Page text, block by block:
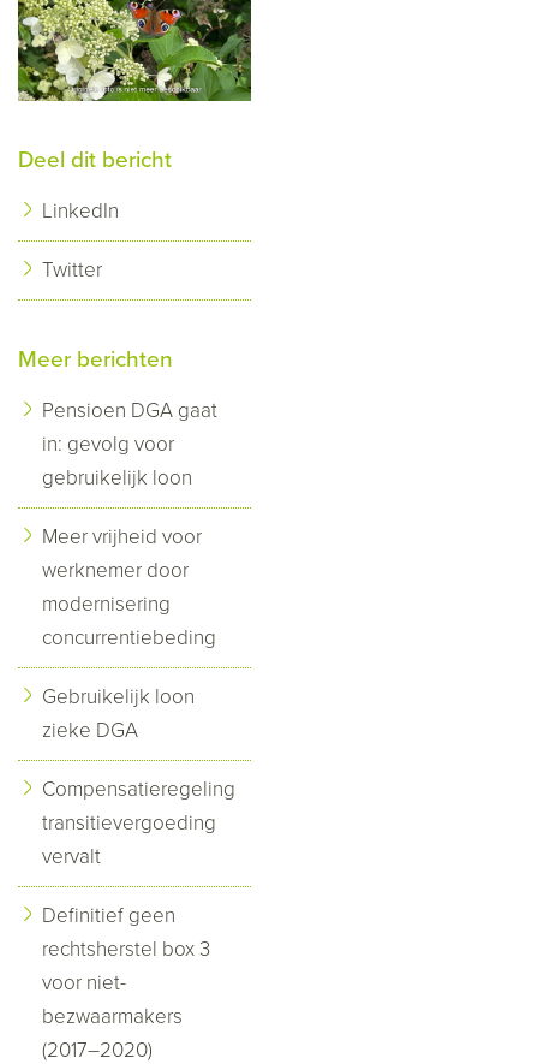
Deel dit bericht
LinkedIn
Twitter
Meer berichten
Pensioen DGA gaat
in: gevolg voor
gebruikelijk loon
Meer vrijheid voor
werknemer door
modernisering
concurrentiebeding
Gebruikelijk loon
zieke DGA
Compensatieregeling
transitievergoeding
vervalt
Definitief geen
rechtsherstel box 3
voor niet-
bezwaarmakers
(2017–2020)